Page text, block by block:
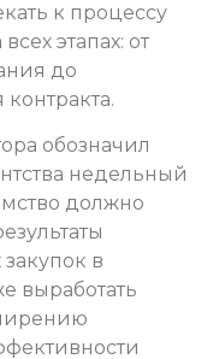
к процессу
этапах: от
до
обозначил
недельный
должно
в
выработать